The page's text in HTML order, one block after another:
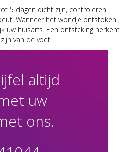
5 dagen dicht zijn, con­trol­eren
Wan­neer het wond­je ontsto­ken
uw huis­arts. Een ontstek­ing herkent
van de voet.
altijd
uw
ons.